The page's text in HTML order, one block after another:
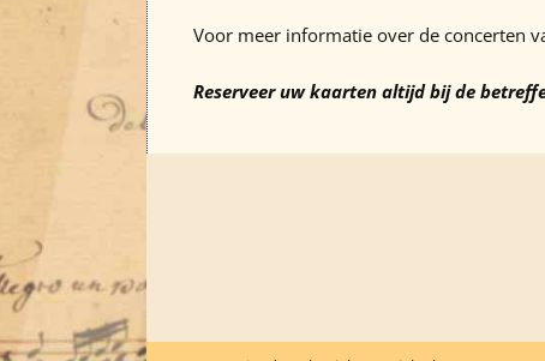
Voor meer informatie over de concerten
Reserveer uw kaarten altijd bij de